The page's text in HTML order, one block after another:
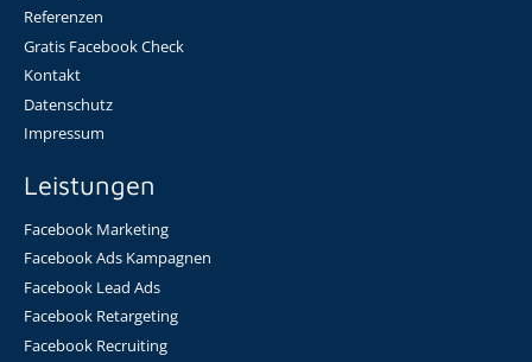
Referenzen
Gratis Facebook Check
Kontakt
Datenschutz
Impressum
Leistungen
Facebook Marketing
Facebook Ads Kampagnen
Facebook Lead Ads
Facebook Retargeting
Facebook Recruiting